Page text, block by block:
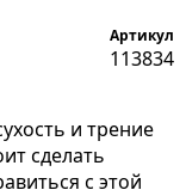
Артикул
113834
и трение
сделать
с этой